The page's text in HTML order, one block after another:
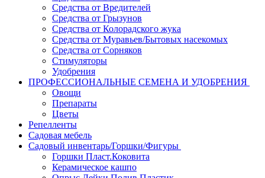
Средства от Вредителей
Средства от Грызунов
Средства от Колорадского жука
Средства от Муравьев/Бытовых насекомых
Средства от Сорняков
Стимуляторы
Удобрения
ПРОФЕССИОНАЛЬНЫЕ СЕМЕНА И УДОБРЕНИЯ
Овощи
Препараты
Цветы
Репелленты
Садовая мебель
Садовый инвентарь/Горшки/Фигуры
Горшки Пласт.Коковита
Керамическое кашпо